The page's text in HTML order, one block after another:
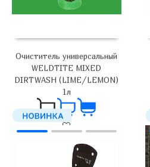
Очиститель универсальный
WELDTITE MIXED
DIRTWASH (LIME/LEMON)
1л
2 000₽